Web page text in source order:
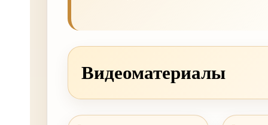
Видеоматериалы